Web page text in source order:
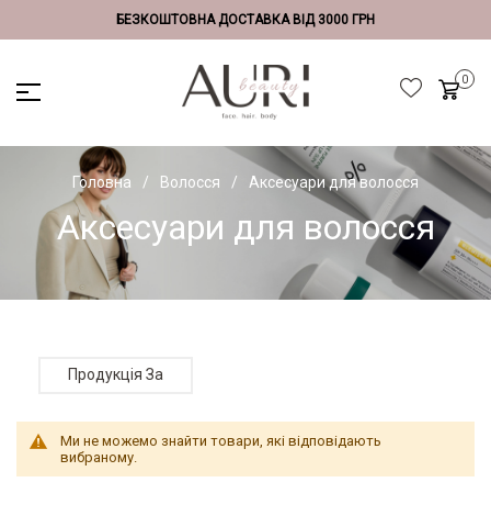
БЕЗКОШТОВНА ДОСТАВКА ВІД 3000 ГРН
Головна Волосся Аксесуари для волосся
Аксесуари для волосся
Ми не можемо знайти товари, які відповідають
вибраному.
Продукція За